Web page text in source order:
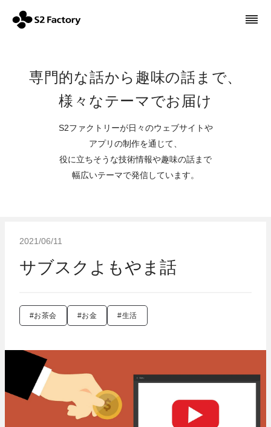
専門的な話から趣味の話まで、
様々なテーマでお届け
S2ファクトリーが日々のウェブサイトや
アプリの制作を通じて、
役に立ちそうな技術情報や趣味の話まで
幅広いテーマで発信しています。
2021/06/11
サブスクよもやま話
#お茶会 #お金 #生活